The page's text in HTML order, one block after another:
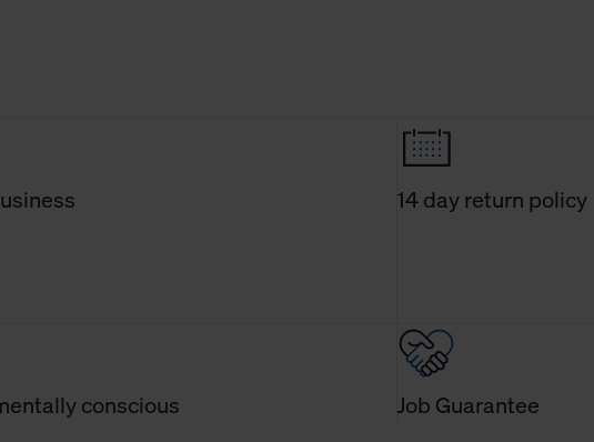
14 day return policy
conscious Job Guarantee